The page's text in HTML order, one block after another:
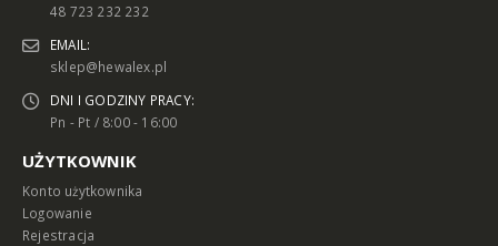
48 723 232 232
EMAIL:
sklep@hewalex.pl
DNI I GODZINY PRACY:
Pn - Pt / 8:00 - 16:00
UŻYTKOWNIK
Konto użytkownika
Logowanie
Rejestracja